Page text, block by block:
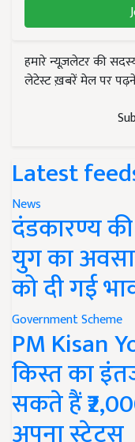
हमारे न्यूज़लेटर की
लेटेस्ट ख़बरें मेल पर
Latest
News
दंडकारण्य
युग का
को दी गई
Government Scheme
PM Kisan
किस्त का
सकते हैं